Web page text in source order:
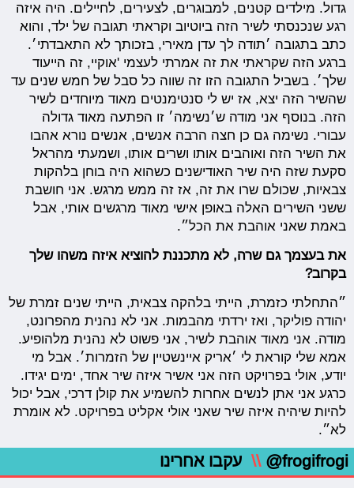
גדול. מילדים קטנים, למבוגרים, לצעירים, לחיילים. היה איזה
רגע שנכנסתי לשיר הזה ביוטיוב וקראתי תגובה של ילד, והוא
כתב בתגובה ׳תודה לך עדן מאירי, בזכותך לא התאבדתי׳.
ברגע הזה שקראתי את זה אמרתי לעצמי 'אוקיי, זה הייעוד
שלך׳. בשביל התגובה הזו זה שווה כל סבל של חמש שנים עד
שהשיר הזה יצא, אז יש לי סנטימנטים מאוד מיוחדים לשיר
הזה. בנוסף אני מודה ש׳נשימה׳ זו הפתעה מאוד גדולה
עבורי. נשימה גם כן חצה הרבה אנשים, אנשים נורא אהבו
את השיר הזה ואוהבים אותו ושרים אותו, ושמעתי מהראל
סקעת שזה היה שיר האודישנים כשהוא היה בוחן בלהקות
צבאיות, שכולם שרו את זה, אז זה ממש מרגש. אני חושבת
ששני השירים האלה באופן אישי מאוד מרגשים אותי, אבל
באמת שאני אוהבת את הכל״.
את בעצמך גם שרה, לא מתכננת להוציא איזה משהו שלך
בקרוב?
״התחלתי כזמרת, הייתי בלהקה צבאית, הייתי שנים זמרת של
יהודה פוליקר, ואז ירדתי מהבמות. אני לא נהנית מהפרונט,
מודה. אני מאוד אוהבת לשיר, אני פשוט לא נהנית מלהופיע.
אמא שלי קוראת לי ׳אריק איינשטיין של הזמרות׳. אבל מי
יודע, אולי בפרויקט הזה אני אשיר איזה שיר אחד, ימים יגידו.
כרגע אני אתן לנשים אחרות להשמיע את קולן דרכי, אבל יכול
להיות שיהיה איזה שיר שאני אולי אקליט בפרויקט. לא אומרת
לא״.
@frogifrogi
\\ עקבו אחרינו